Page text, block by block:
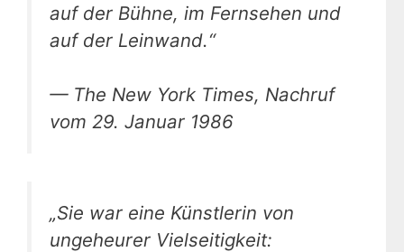
auf der Bühne, im Fernsehen und
auf der Leinwand.“
— The New York Times, Nachruf
vom 29. Januar 1986
„Sie war eine Künstlerin von
ungeheurer Vielseitigkeit: